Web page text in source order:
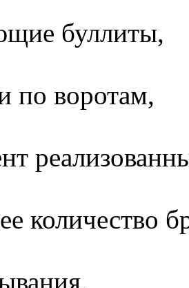
буллиты,
по воротам,
количество